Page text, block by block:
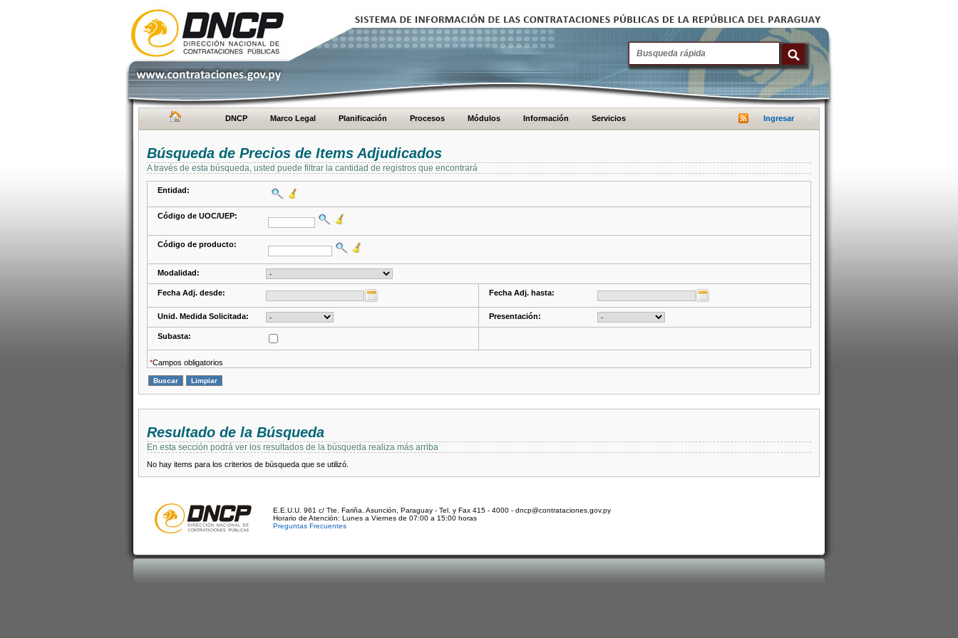
DNCP Marco Legal Planificación Procesos Módulos Información Servicios Ingresar
Búsqueda de Precios de Items Adjudicados
A través de esta búsqueda, usted puede filtrar la cantidad de registros que encontrará
Entidad:
Código de UOC/UEP:
Código de producto:
Modalidad:
Fecha Adj. desde: Fecha Adj. hasta:
Unid. Medida Solicitada: Presentación:
Subasta:
*Campos obligatorios
Resultado de la Búsqueda
En esta sección podrá ver los resultados de la búsqueda realiza más arriba
No hay items para los criterios de búsqueda que se utilizó.
E.E.U.U. 961 c/ Tte. Fariña. Asunción, Paraguay - Tel. y Fax 415 - 4000 - dncp@contrataciones.gov.py
Horario de Atención: Lunes a Viernes de 07:00 a 15:00 horas
Preguntas Frecuentes